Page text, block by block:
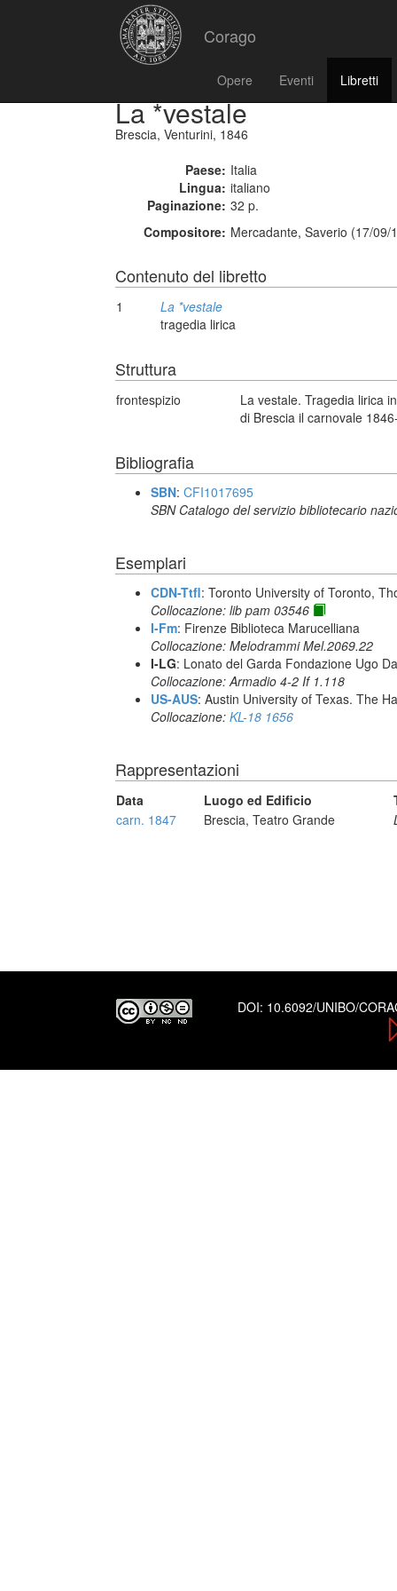
Corago
Opere Eventi Libretti
La *vestale
Brescia, Venturini, 1846
Paese: Italia
Lingua: italiano
Paginazione: 32 p.
Compositore: Mercadante, Saverio (17/09/
Contenuto del libretto
1
La *vestale
tragedia lirica
Struttura
frontespizio
La vestale. Tragedia lirica
di Brescia il carnovale
Bibliografia
SBN: CFI1017695
SBN Catalogo del servizio bibliotecario
Esemplari
CDN-Ttfl: Toronto University of Toronto,
Collocazione: lib pam 03546
I-Fm: Firenze Biblioteca Marucelliana
Collocazione: Melodrammi Mel.2069.22
I-LG: Lonato del Garda Fondazione Ugo
Collocazione: Armadio 4-2 If 1.118
US-AUS: Austin University of Texas. The
Collocazione: KL-18 1656
Rappresentazioni
Data Luogo ed Edificio
carn. 1847
Brescia, Teatro Grande
DOI: 10.6092/UNIBO/